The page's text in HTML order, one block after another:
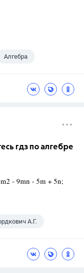
Алгебра
гдз по алгебре
9mn - 5m + 5n;
А.Г.